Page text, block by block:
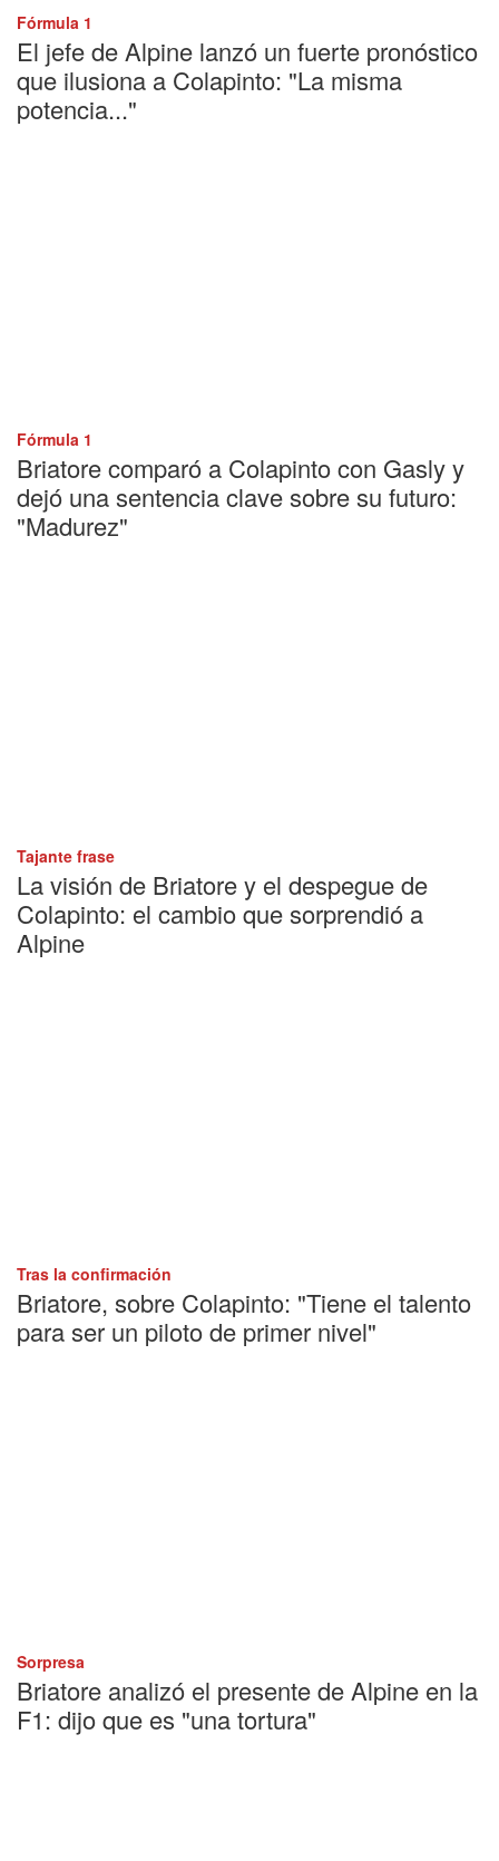
Fórmula 1
El jefe de Alpine lanzó un fuerte pronóstico
que ilusiona a Colapinto: "La misma
potencia..."
Fórmula 1
Briatore comparó a Colapinto con Gasly y
dejó una sentencia clave sobre su futuro:
"Madurez"
Tajante frase
La visión de Briatore y el despegue de
Colapinto: el cambio que sorprendió a
Alpine
Tras la confirmación
Briatore, sobre Colapinto: "Tiene el talento
para ser un piloto de primer nivel"
Sorpresa
Briatore analizó el presente de Alpine en la
F1: dijo que es "una tortura"